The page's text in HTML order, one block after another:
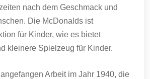
nach dem Geschmack und
Die McDonalds ist
für Kinder, wie es bietet
kleinere Spielzeug für Kinder.
Arbeit im Jahr 1940, die